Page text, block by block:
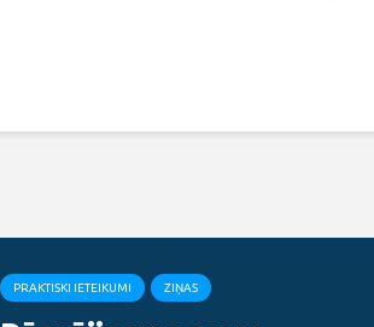
PRAKTISKI IETEIKUMI ZIŅAS